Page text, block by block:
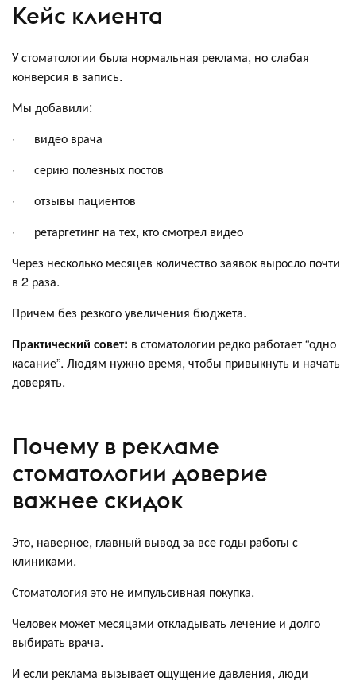
Кейс клиента
У стоматологии была нормальная реклама, но слабая
конверсия в запись.
Мы добавили:
· видео врача
· серию полезных постов
· отзывы пациентов
· ретаргетинг на тех, кто смотрел видео
Через несколько месяцев количество заявок выросло почти
в 2 раза.
Причем без резкого увеличения бюджета.
Практический совет: в стоматологии редко работает “одно
касание”. Людям нужно время, чтобы привыкнуть и начать
доверять.
Почему в рекламе
стоматологии доверие
важнее скидок
Это, наверное, главный вывод за все годы работы с
клиниками.
Стоматология это не импульсивная покупка.
Человек может месяцами откладывать лечение и долго
выбирать врача.
И если реклама вызывает ощущение давления, люди